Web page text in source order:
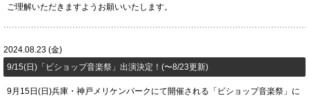
ご理解いただきますようお願いいたします。
2024.08.23 (金)
9/15(日)「​ビショップ音楽祭」出演決定！(〜8/23更新)
9月15日(日)兵庫・神戸メリケンパークにて開催される「​ビショップ音楽祭」に